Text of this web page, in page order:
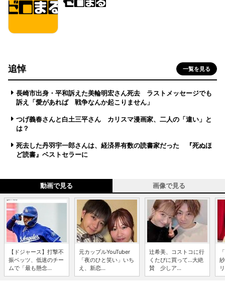
追悼 一覧を見る
長崎市出身・平和訴えた美輪明宏さん死去 ラストメッセージでも
訴え「愛があれば 戦争なんか起こりません」
つげ義春さんと白土三平さん カリスマ漫画家、二人の「違い」と
は？
死去した丹羽宇一郎さんは、経済界有数の読書家だった 『死ぬほ
ど読書』ベストセラーに
動画で見る 画像で見る
【ドジャース】打撃不
振ベッツ、低迷のチー
ムで「最も懸念...
元カップルYouTuber
「夜のひと笑い」いち
え、新恋...
辻希美、コストコに行
くたびに買って...大絶
賛 少しア...